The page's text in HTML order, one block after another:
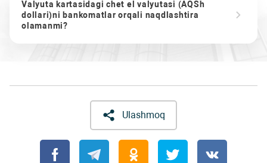
Valyuta kartasidagi chet el valyutasi (AQSh
dollari)ni bankomatlar orqali naqdlashtira
olamanmi?
Ulashmoq